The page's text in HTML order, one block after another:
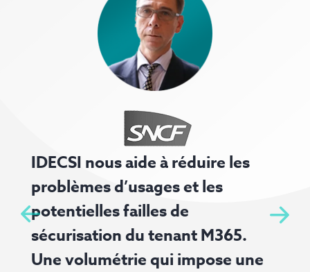
IDECSI nous aide à réduire les
problèmes d’usages et les
potentielles failles de
sécurisation du tenant M365.
Une volumétrie qui impose une